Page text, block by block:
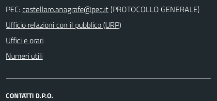
PEC:
(PROTOCOLLO GENERALE)
Ufficio relazioni con il pubblico (URP)
Uffici e orari
Numeri utili
CONTATTI D.P.O.